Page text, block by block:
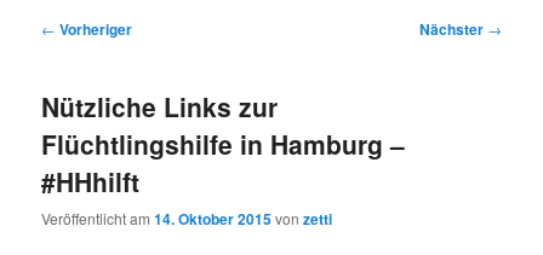
Beitragsnavigation
← Vorheriger Nächster →
Nützliche Links zur
Flüchtlingshilfe in Hamburg –
#HHhilft
Veröffentlicht am14. Oktober 2015vonzetti